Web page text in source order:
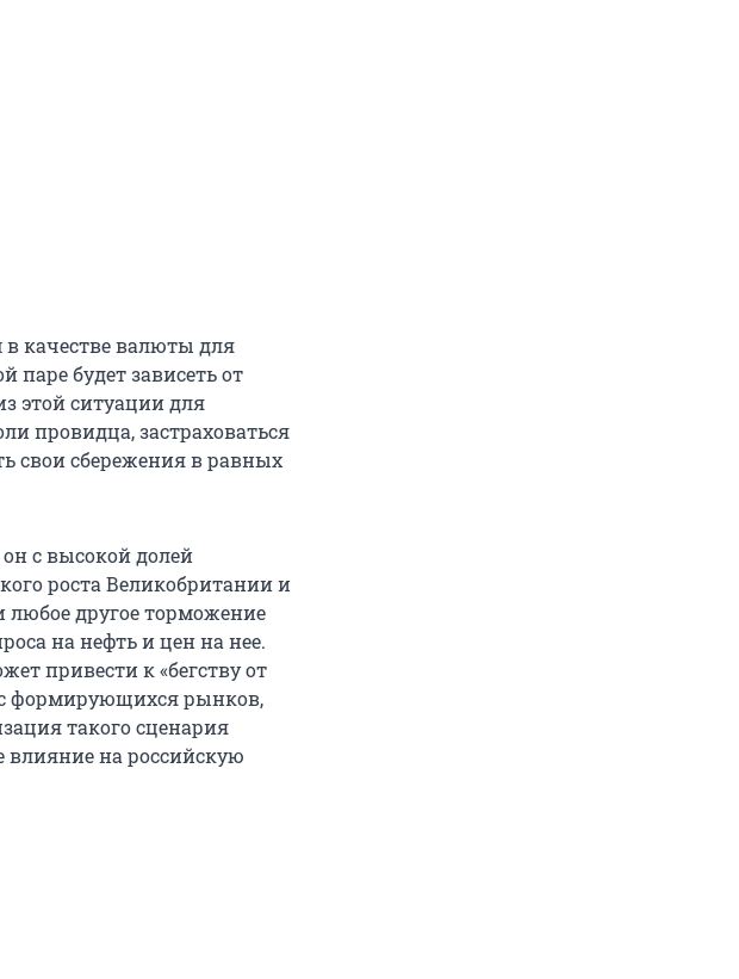
качестве валюты для
паре будет зависеть от
этой ситуации для
провидца, застраховаться
свои сбережения в равных
с высокой долей
роста Великобритании и
любое другое торможение
на нефть и цен на нее.
привести к «бегству от
с формирующихся рынков,
такого сценария
влияние на российскую